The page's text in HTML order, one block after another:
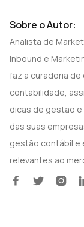
Sobre o Autor:
Analista de
Inbound e
faz a curadoria
contabilidade,
dicas de gestão
das suas
gestão contábil e
relevantes ao
  